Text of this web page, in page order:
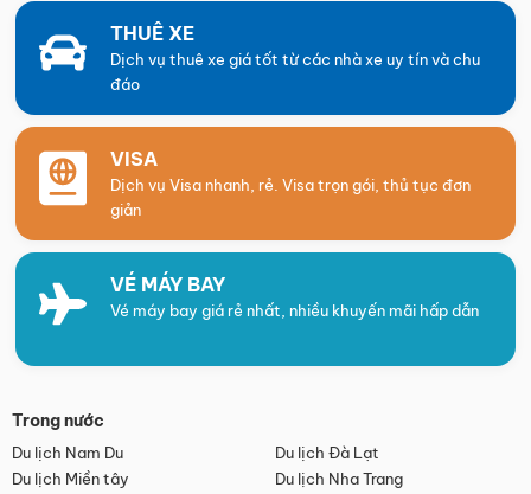
THUÊ XE
Dịch vụ thuê xe giá tốt từ các nhà xe uy tín và chu
đáo
VISA
Dịch vụ Visa nhanh, rẻ. Visa trọn gói, thủ tục đơn
giản
VÉ MÁY BAY
Vé máy bay giá rẻ nhất, nhiều khuyến mãi hấp dẫn
Trong nước
Du lịch Nam Du
Du lịch Đà Lạt
Du lịch Miền tây
Du lịch Nha Trang